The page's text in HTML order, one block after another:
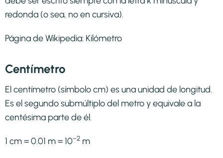
redonda (o sea, no en cursiva).
Página de Wikipedia: Kilómetro
Centímetro
El centímetro (símbolo cm) es una unidad de longitud.
Es el segundo submúltiplo del metro y equivale a la
centésima parte de él.
1 cm = 0.01 m = 10−2 m